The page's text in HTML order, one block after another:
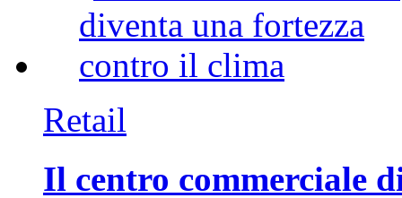
Retail
Il centro commerciale